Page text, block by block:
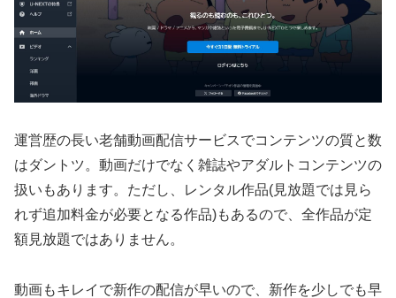
運営歴の長い老舗動画配信サービスでコンテンツの質と数
はダントツ。動画だけでなく雑誌やアダルトコンテンツの
扱いもあります。ただし、レンタル作品(見放題では見ら
れず追加料金が必要となる作品)もあるので、全作品が定
額見放題ではありません。
動画もキレイで新作の配信が早いので、新作を少しでも早